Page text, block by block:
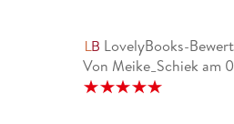
LovelyBooks-
Von Meike_Schiekam